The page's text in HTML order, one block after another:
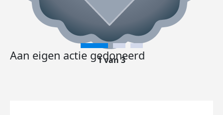
Aan eigen actie gedoneerd
1 van 3